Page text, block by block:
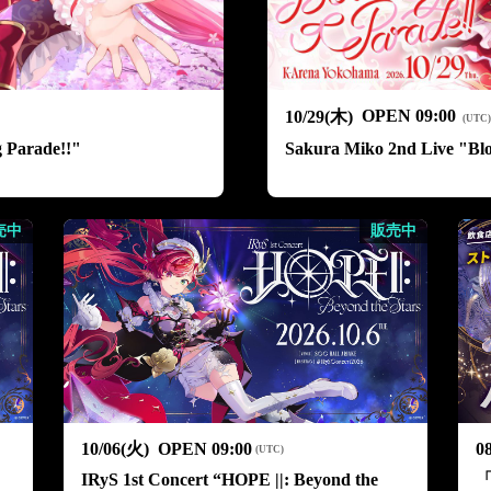
Parade!!"
10/29(木) OPEN 09:00 (UTC)
Sakura Miko 2nd Live
中 販売中
10/06(火) OPEN09:00 (UTC)
IRyS 1st Concert “HOPE ||: Beyond the